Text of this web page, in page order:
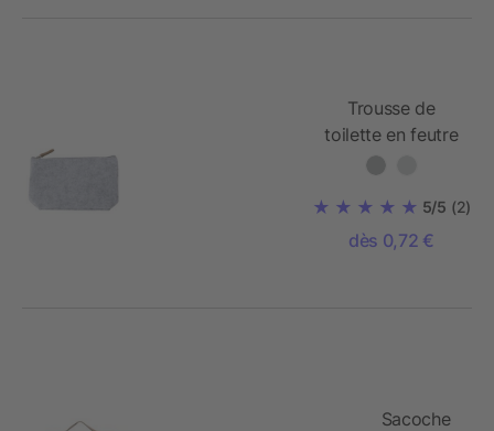
Trousse de
toilette en feutre
Rpet Lucy
5/5 (2)
dès 0,72 €
Sacoche